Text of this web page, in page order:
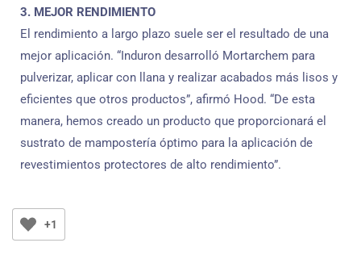
3. MEJOR RENDIMIENTO
El rendimiento a largo plazo suele ser el resultado de una
mejor aplicación. “Induron desarrolló Mortarchem para
pulverizar, aplicar con llana y realizar acabados más lisos y
eficientes que otros productos”, afirmó Hood. “De esta
manera, hemos creado un producto que proporcionará el
sustrato de mampostería óptimo para la aplicación de
revestimientos protectores de alto rendimiento”.
+1